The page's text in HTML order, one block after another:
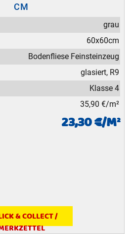
CM
grau
60x60cm
Bodenfliese Feinsteinzeug
glasiert, R9
Klasse 4
35,90 €/m²
23,30 €/M²
& COLLECT /